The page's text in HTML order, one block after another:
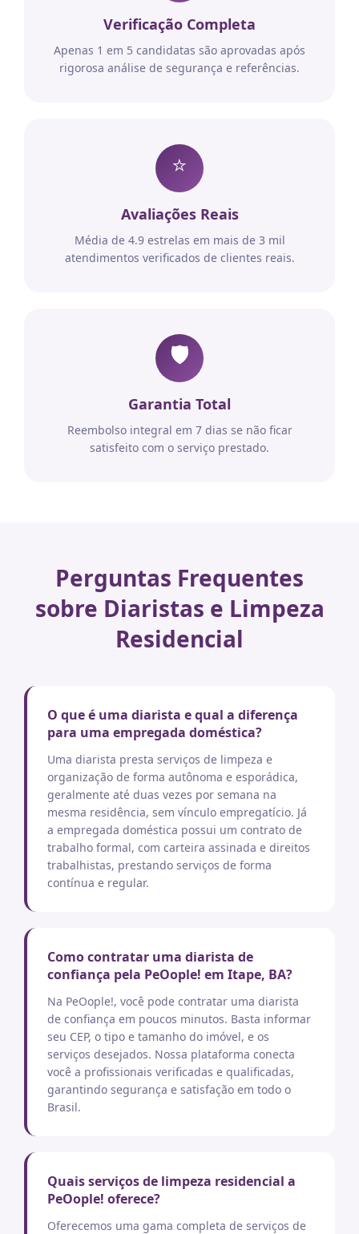
Verificação Completa
Apenas 1 em 5 candidatas são aprovadas após
rigorosa análise de segurança e referências.
⭐
Avaliações Reais
Média de 4.9 estrelas em mais de 3 mil
atendimentos verificados de clientes reais.
🛡️
Garantia Total
Reembolso integral em 7 dias se não ficar
satisfeito com o serviço prestado.
Perguntas Frequentes
sobre Diaristas e Limpeza
Residencial
O que é uma diarista e qual a diferença
para uma empregada doméstica?
Uma diarista presta serviços de limpeza e
organização de forma autônoma e esporádica,
geralmente até duas vezes por semana na
mesma residência, sem vínculo empregatício. Já
a empregada doméstica possui um contrato de
trabalho formal, com carteira assinada e direitos
trabalhistas, prestando serviços de forma
contínua e regular.
Como contratar uma diarista de
confiança pela PeOople! em Itape, BA?
Na PeOople!, você pode contratar uma diarista
de confiança em poucos minutos. Basta informar
seu CEP, o tipo e tamanho do imóvel, e os
serviços desejados. Nossa plataforma conecta
você a profissionais verificadas e qualificadas,
garantindo segurança e satisfação em todo o
Brasil.
Quais serviços de limpeza residencial a
PeOople! oferece?
Oferecemos uma gama completa de serviços de